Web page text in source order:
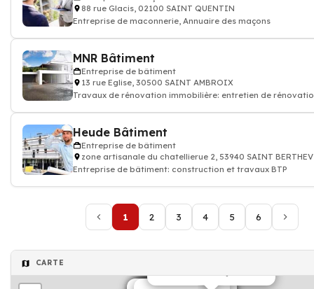
88 rue Glacis, 02100 SAINT QUENTIN
Entreprise de maconnerie, Annuaire des maçons
MNR Bâtiment
Entreprise de bâtiment
13 rue Eglise, 30500 SAINT AMBROIX
Travaux de rénovation immobilière: entretien de
Heude Bâtiment
Entreprise de bâtiment
zone artisanale du chatellierue 2, 53940 SAINT
Entreprise de bâtiment: construction et travaux BTP
1 2 3 4 5 6
CARTE